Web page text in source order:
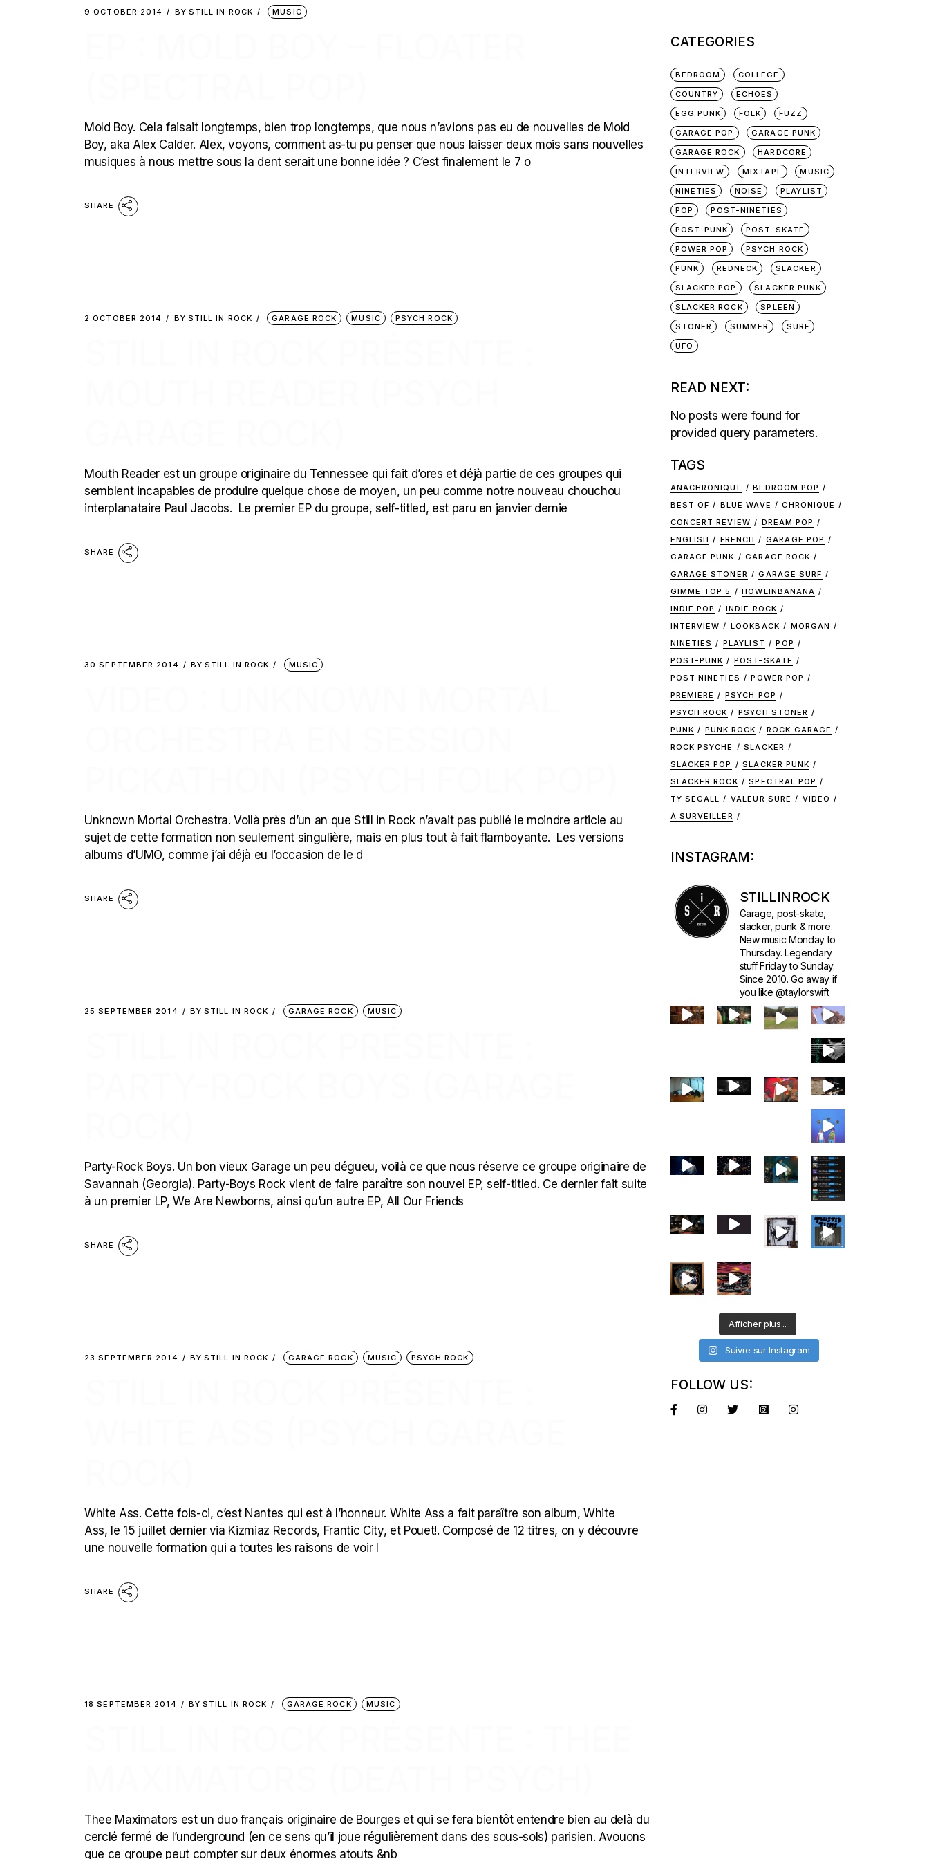
9 OCTOBER 2014 BY STILL IN ROCK MUSIC
Mold Boy. Cela faisait longtemps, bien trop longtemps, que nous n’avions pas eu de nouvelles de Mold
Boy, aka Alex Calder. Alex, voyons, comment as-tu pu penser que nous laisser deux mois sans nouvelles
musiques à nous mettre sous la dent serait une bonne idée ? C’est finalement le 7 o
SHARE
2 OCTOBER 2014 BY STILL IN ROCK GARAGE ROCK MUSIC PSYCH ROCK
Mouth Reader est un groupe originaire du Tennessee qui fait d’ores et déjà partie de ces groupes qui
semblent incapables de produire quelque chose de moyen, un peu comme notre nouveau chouchou
interplanataire Paul Jacobs. Le premier EP du groupe, self-titled, est paru en janvier dernie
SHARE
30 SEPTEMBER 2014 BY STILL IN ROCK MUSIC
Unknown Mortal Orchestra. Voilà près d’un an que Still in Rock n’avait pas publié le moindre article au
sujet de cette formation non seulement singulière, mais en plus tout à fait flamboyante. Les versions
albums d’UMO, comme j’ai déjà eu l’occasion de le d
SHARE
25 SEPTEMBER 2014 BY STILL IN ROCK GARAGE ROCK MUSIC
Party-Rock Boys. Un bon vieux Garage un peu dégueu, voilà ce que nous réserve ce groupe originaire de
Savannah (Georgia). Party-Boys Rock vient de faire paraître son nouvel EP, self-titled. Ce dernier fait suite
à un premier LP, We Are Newborns, ainsi qu’un autre EP, All Our Friends
SHARE
23 SEPTEMBER 2014 BY STILL IN ROCK GARAGE ROCK MUSIC PSYCH ROCK
White Ass. Cette fois-ci, c’est Nantes qui est à l’honneur. White Ass a fait paraître son album, White
Ass, le 15 juillet dernier via Kizmiaz Records, Frantic City, et Pouet!. Composé de 12 titres, on y découvre
une nouvelle formation qui a toutes les raisons de voir l
SHARE
18 SEPTEMBER 2014 BY STILL IN ROCK GARAGE ROCK MUSIC
Thee Maximators est un duo français originaire de Bourges et qui se fera bientôt entendre bien au delà du
cerclé fermé de l’underground (en ce sens qu’il joue régulièrement dans des sous-sols) parisien. Avouons
que ce groupe peut compter sur deux énormes atouts &nb
CATEGORIES
BEDROOM
COLLEGE
COUNTRY
ECHOES
EGG PUNK
FOLK
FUZZ
GARAGE POP
GARAGE PUNK
GARAGE ROCK
HARDCORE
INTERVIEW
MIXTAPE
MUSIC
NINETIES
NOISE
PLAYLIST
POP
POST-NINETIES
POST-PUNK
POST-SKATE
POWER POP
PSYCH ROCK
PUNK
REDNECK
SLACKER
SLACKER POP
SLACKER PUNK
SLACKER ROCK
SPLEEN
STONER
SUMMER
SURF
UFO
READ NEXT:
No posts were found for
provided query parameters.
TAGS
ANACHRONIQUE
BEDROOM POP
BEST OF
BLUE WAVE
CHRONIQUE
CONCERT REVIEW
DREAM POP
ENGLISH
FRENCH
GARAGE POP
GARAGE PUNK
GARAGE ROCK
GARAGE STONER
GARAGE SURF
GIMME TOP 5
HOWLINBANANA
INDIE POP
INDIE ROCK
INTERVIEW
LOOKBACK
MORGAN
NINETIES
PLAYLIST
POP
POST-PUNK
POST-SKATE
POST NINETIES
POWER POP
PREMIERE
PSYCH POP
PSYCH ROCK
PSYCH STONER
PUNK
PUNK ROCK
ROCK GARAGE
ROCK PSYCHE
SLACKER
SLACKER POP
SLACKER PUNK
SLACKER ROCK
SPECTRAL POP
TY SEGALL
VALEUR SURE
VIDEO
À SURVEILLER
INSTAGRAM:
STILLINROCK
Garage, post-skate,
slacker, punk & more.
New music Monday to
Thursday. Legendary
stuff Friday to Sunday.
Since 2010. Go away if
you like @taylorswift
Afficher plus...
Suivre sur Instagram
FOLLOW US: